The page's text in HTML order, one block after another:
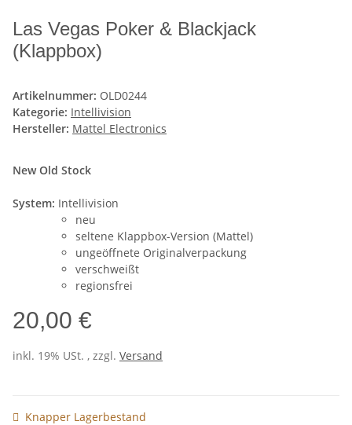
Las Vegas Poker & Blackjack
(Klappbox)
Artikelnummer: OLD0244
Kategorie: Intellivision
Hersteller: Mattel Electronics
New Old Stock
System: Intellivision
neu
seltene Klappbox-Version (Mattel)
ungeöffnete Originalverpackung
verschweißt
regionsfrei
20,00 €
inkl. 19% USt. , zzgl. Versand
Knapper Lagerbestand